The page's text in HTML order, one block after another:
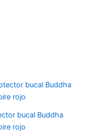
bucal Buddha
rojo